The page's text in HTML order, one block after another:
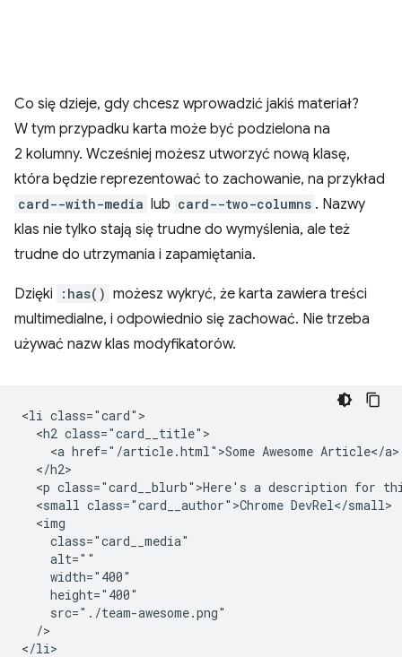
Co się dzieje, gdy chcesz wprowadzić jakiś materiał?
W tym przypadku karta może być podzielona na
2 kolumny. Wcześniej możesz utworzyć nową klasę,
która będzie reprezentować to zachowanie, na przykład
card--with-media lub card--two-columns . Nazwy
klas nie tylko stają się trudne do wymyślenia, ale też
trudne do utrzymania i zapamiętania.
Dzięki :has() możesz wykryć, że karta zawiera treści
multimedialne, i odpowiednio się zachować. Nie trzeba
używać nazw klas modyfikatorów.
<li class="card">
  <h2 class="card__title">
    <a href="/article.html">Some Awesome Article</a>
  </h2>
<p class="card__blurb">Here's a description for
  <small class="card__author">Chrome DevRel</small>
  <img
    class="card__media"
    alt=""
    width="400"
    height="400"
    src="./team-awesome.png"
  />